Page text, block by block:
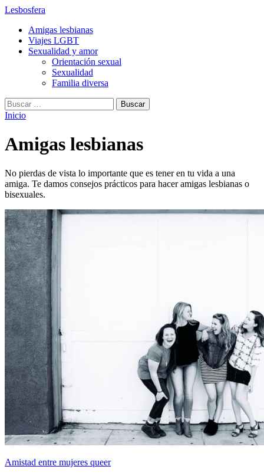
Lesbosfera
Amigas lesbianas
Viajes LGBT
Sexualidad y amor
Orientación sexual
Sexualidad
Familia diversa
Buscar:
Inicio
Categoría:
Amigas lesbianas
No pierdas de vista lo importante que es tener en tu vida a una
amiga. Te damos consejos prácticos para hacer amigas lesbianas o
bisexuales.
Amistad entre mujeres queer